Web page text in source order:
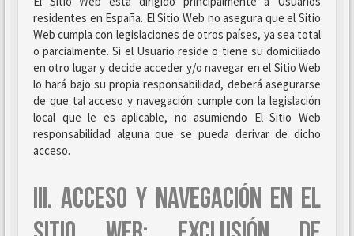
residentes en España. El Sitio Web no asegura que el Sitio
Web cumpla con legislaciones de otros países, ya sea total
o parcialmente. Si el Usuario reside o tiene su domiciliado
en otro lugar y decide acceder y/o navegar en el Sitio Web
lo hará bajo su propia responsabilidad, deberá asegurarse
de que tal acceso y navegación cumple con la legislación
local que le es aplicable, no asumiendo El Sitio Web
responsabilidad alguna que se pueda derivar de dicho
acceso.
III. ACCESO Y NAVEGACIÓN EN EL